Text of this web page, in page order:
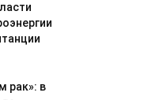
рак»: в